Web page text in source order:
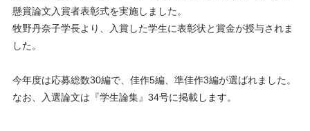
懸賞論文入賞者表彰式を実施しました。
牧野丹奈子学長より、入賞した学生に表彰状と賞金が授与されま
した。
今年度は応募総数30編で、佳作5編、準佳作3編が選ばれました。
なお、入選論文は『学生論集』34号に掲載します。